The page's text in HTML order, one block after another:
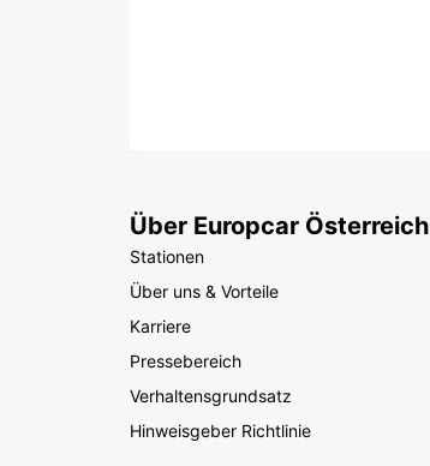
Über Europcar Österreich
Stationen
Über uns & Vorteile
Karriere
Pressebereich
Verhaltensgrundsatz
Hinweisgeber Richtlinie